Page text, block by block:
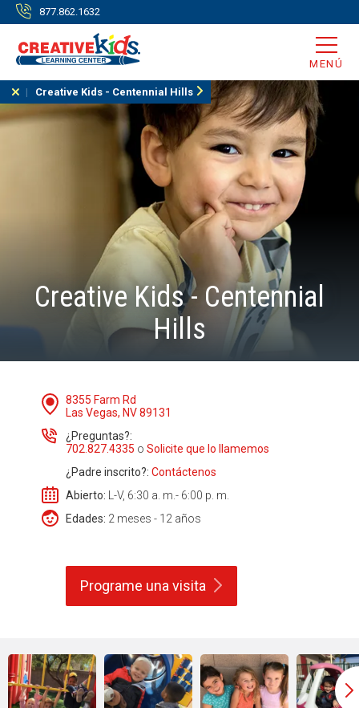
877.862.1632
MENÚ
Creative Kids - Centennial Hills
Creative Kids - Centennial
Hills
8355 Farm Rd
Las Vegas, NV 89131
¿Preguntas?:
702.827.4335 o Solicite que lo llamemos
¿Padre inscrito?: Contáctenos
Abierto: L-V, 6:30 a. m.- 6:00 p. m.
Edades: 2 meses - 12 años
Programe unavisita